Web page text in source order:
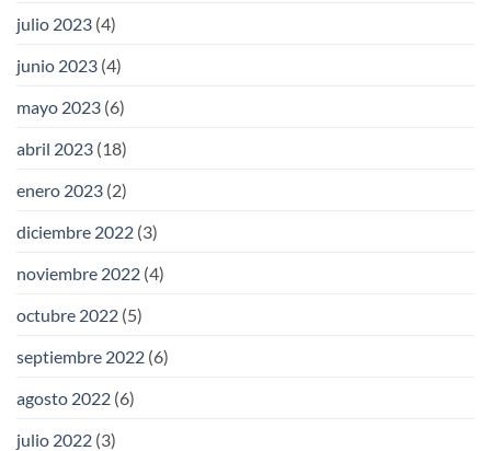
julio 2023 (4)
junio 2023 (4)
mayo 2023 (6)
abril 2023 (18)
enero 2023 (2)
diciembre 2022 (3)
noviembre 2022 (4)
octubre 2022 (5)
septiembre 2022 (6)
agosto 2022 (6)
julio 2022 (3)